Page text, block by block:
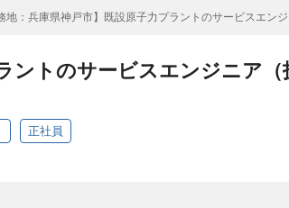
地：兵庫県神戸市】既設原子力プラントのサービスエン
ントのサービスエンジニア
正社員